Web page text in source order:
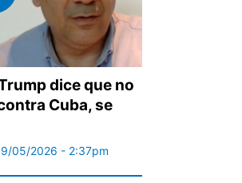
dice que no
Cuba, se
05/2026 - 2:37pm